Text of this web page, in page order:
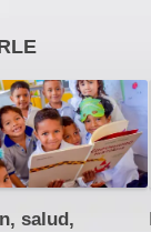
salud,